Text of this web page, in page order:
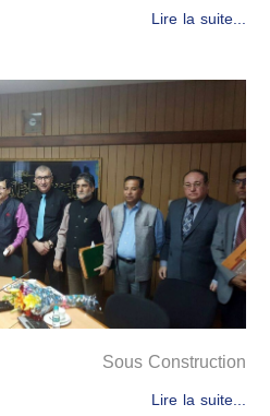
Lire la suite...
Sous Construction
Lire la suite...